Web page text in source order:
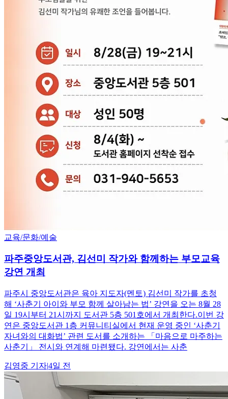
교육/문화/예술
파주중앙도서관, 김선미 작가와 함께하는 부모교육
강연 개최
파주시 중앙도서관은 육아 지도자(멘토) 김선미 작가를 초청
해 ‘사춘기 아이와 부모 함께 살아남는 법’ 강연을 오는 8월 28
일 19시부터 21시까지 도서관 5층 501호에서 개최한다.이번 강
연은 중앙도서관 1층 커뮤니티실에서 현재 운영 중인 ‘사춘기
자녀와의 대화법’ 관련 도서를 소개하는 「마음으로 마주하는
사춘기」 전시와 연계해 마련됐다. 강연에서는 사춘
김영중 기자|4일 전